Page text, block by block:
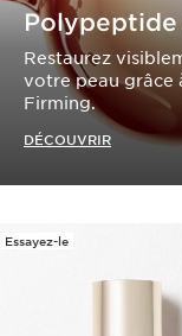
Restaurez
votre peau grâce
Firming.
DÉCOUVRIR
Essayez-le